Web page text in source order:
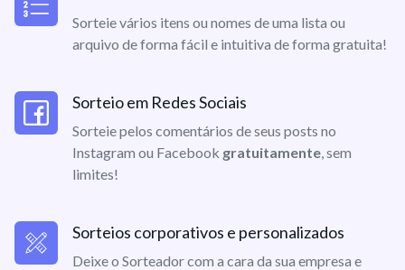
Sorteie vários itens ou nomes de uma lista ou
arquivo de forma fácil e intuitiva de forma gratuita!
Sorteio em Redes Sociais
Sorteie pelos comentários de seus posts no
Instagram ou Facebook gratuitamente, sem
limites!
Sorteios corporativos e personalizados
Deixe o Sorteador com a cara da sua empresa e